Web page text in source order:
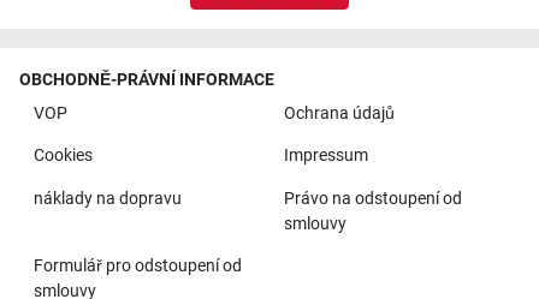
OBCHODNĚ-PRÁVNÍ INFORMACE
VOP
Ochrana údajů
Cookies Impressum
náklady na dopravu
Právo na odstoupení od
smlouvy
Formulář pro odstoupení od
smlouvy